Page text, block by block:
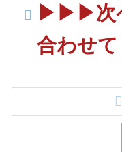
▶︎▶︎▶︎次
合わせて